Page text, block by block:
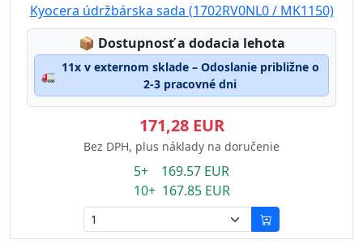
Kyocera údržbárska sada (1702RV0NL0 / MK1150)
📦 Lagerstatus:
Dostupnosť a dodacia lehota
🚛
11x v externom sklade – Odoslanie približne o
2-3 pracovné dni
171,28 EUR
Bez DPH, plus náklady na doručenie
5+ 169.57 EUR
10+ 167.85 EUR